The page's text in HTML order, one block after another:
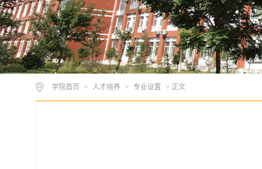
学院首页 > 人才培养 > 专业设置 > 正文